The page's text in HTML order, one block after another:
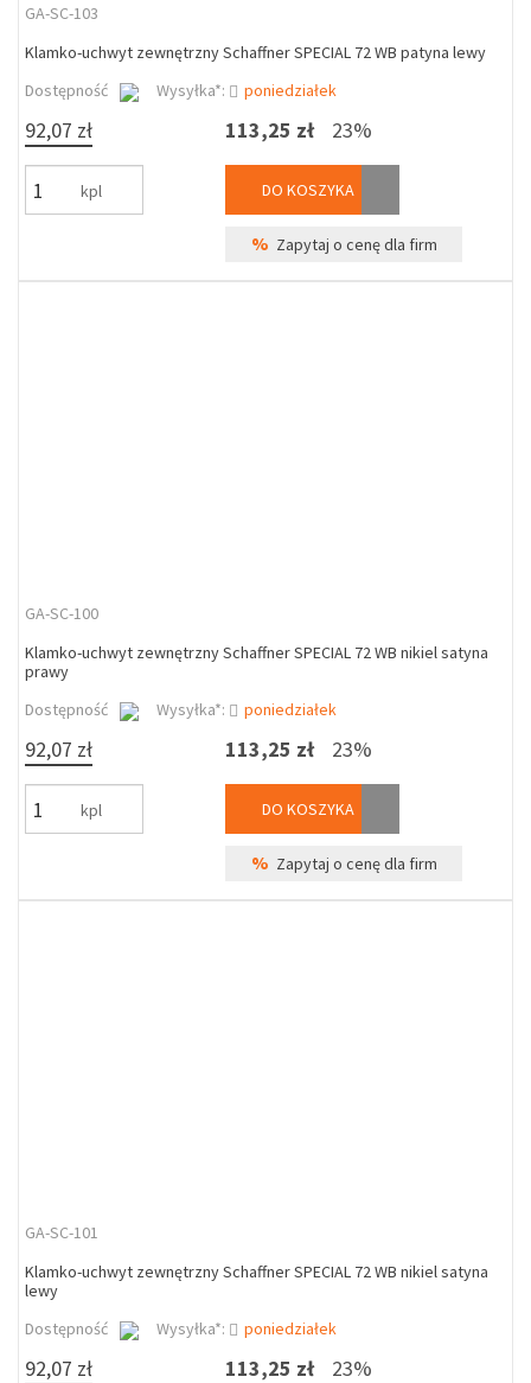
GA-SC-103
Klamko-uchwyt zewnętrzny Schaffner SPECIAL 72 WB patyna lewy
Dostępność
Wysyłka*: poniedziałek
92,07 zł
kpl
113,25 zł 23%
DO KOSZYKA
% Zapytaj o cenę dla firm
GA-SC-100
Klamko-uchwyt zewnętrzny Schaffner SPECIAL 72 WB nikiel satyna
prawy
Dostępność
Wysyłka*: poniedziałek
92,07 zł
kpl
113,25 zł 23%
DO KOSZYKA
% Zapytaj o cenę dla firm
GA-SC-101
Klamko-uchwyt zewnętrzny Schaffner SPECIAL 72 WB nikiel satyna
lewy
Dostępność
Wysyłka*: poniedziałek
92,07 zł 113,25 zł 23%